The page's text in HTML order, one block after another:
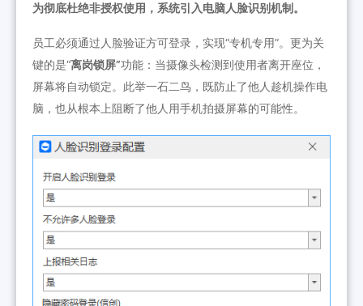
为彻底杜绝非授权使用，系统引入电脑人脸识别机制。
员工必须通过人脸验证方可登录，实现“专机专用”。更为关
键的是“离岗锁屏”功能：当摄像头检测到使用者离开座位，
屏幕将自动锁定。此举一石二鸟，既防止了他人趁机操作电
脑，也从根本上阻断了他人用手机拍摄屏幕的可能性。